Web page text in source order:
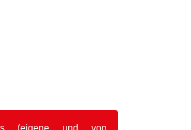
(eigene und von